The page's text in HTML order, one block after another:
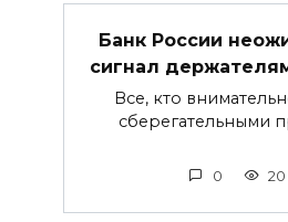
Банк России
сигнал
Все, кто
сберегательными
0 20